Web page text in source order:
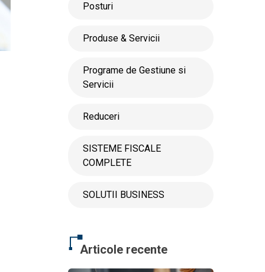
Posturi
Produse & Servicii
Programe de Gestiune si
Servicii
Reduceri
SISTEME FISCALE
COMPLETE
SOLUTII BUSINESS
Articole recente